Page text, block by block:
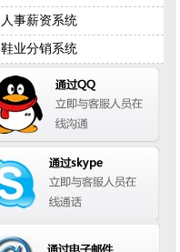
人事薪资系统
鞋业分销系统